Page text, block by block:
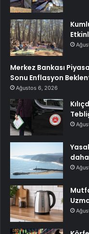
Merkez Bankası
Sonu Enflasyon
Ağustos 6, 2026